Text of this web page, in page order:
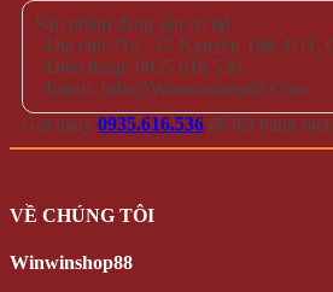
Sản phẩm đang sẵn có tại
- Địa chỉ: 714 / 17 Nguyễn Trãi, P.11,
- Điện thoại: 0935 616 536
- Email: Info@Winwinshop88.Com
Gọi ngay 0935.616.536 để đặt hàng
VỀ CHÚNG TÔI
Winwinshop88